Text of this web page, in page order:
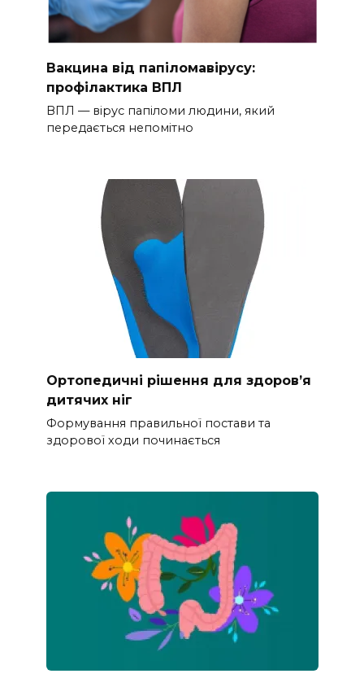
Вакцина від папіломавірусу:
профілактика ВПЛ
ВПЛ — вірус папіломи людини, який
передається непомітно
Ортопедичні рішення для здоров’я
дитячих ніг
Формування правильної постави та
здорової ходи починається